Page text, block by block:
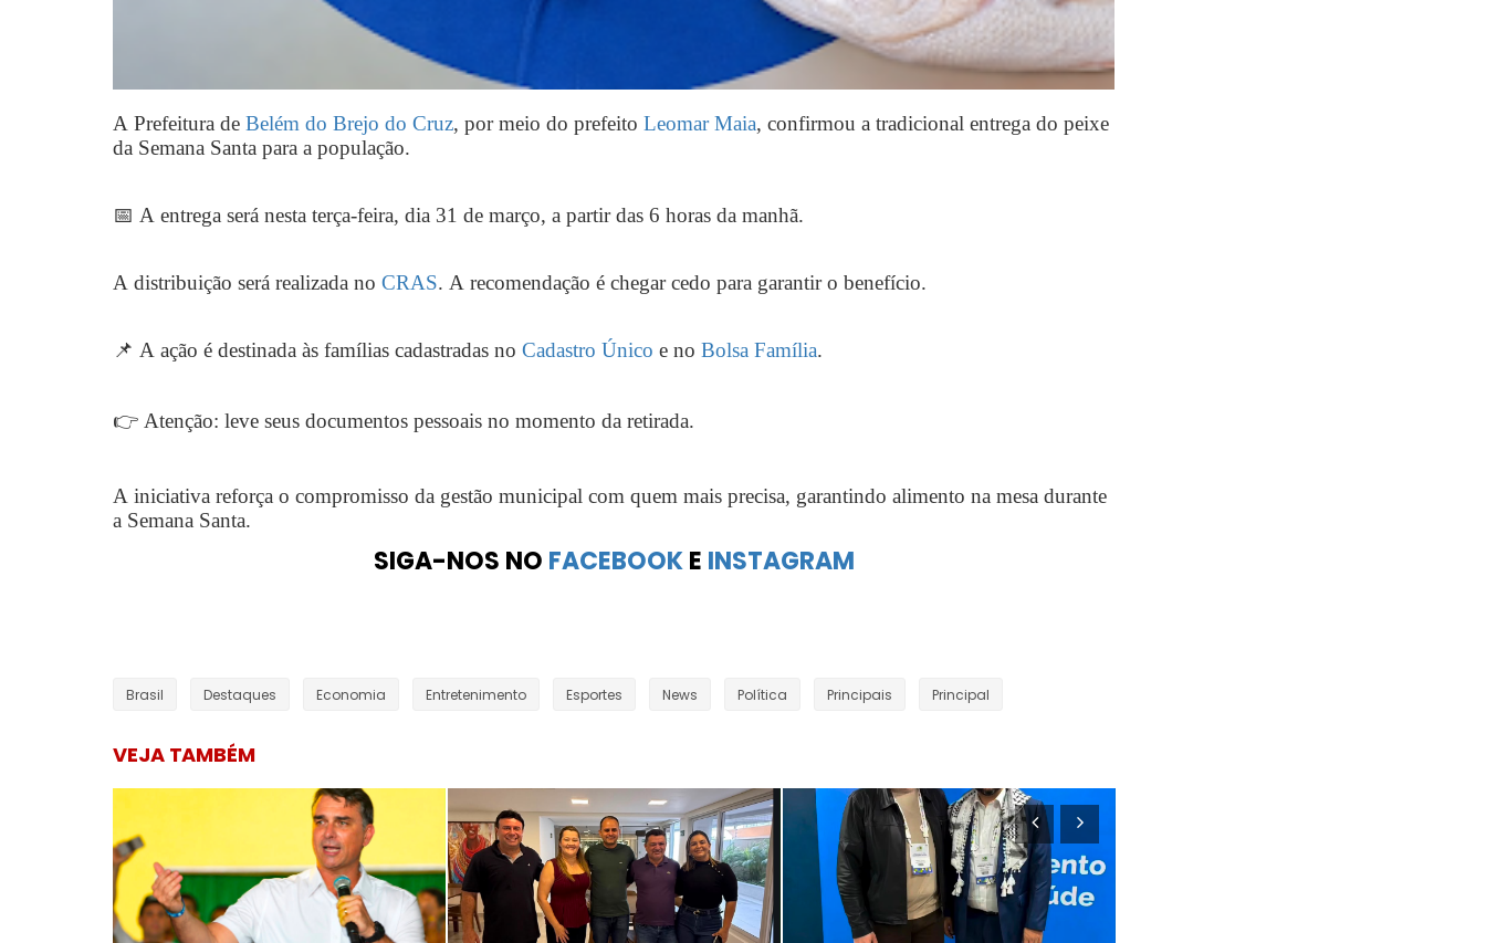
A Prefeitura de Belém do Brejo do Cruz, por meio do prefeito Leomar Maia, confirmou a tradicional entrega do peixe
da Semana Santa para a população.
📅 A entrega será nesta terça-feira, dia 31 de março, a partir das 6 horas da manhã.
A distribuição será realizada no CRAS. A recomendação é chegar cedo para garantir o benefício.
📌 A ação é destinada às famílias cadastradas no Cadastro Único e no Bolsa Família.
👉 Atenção: leve seus documentos pessoais no momento da retirada.
A iniciativa reforça o compromisso da gestão municipal com quem mais precisa, garantindo alimento na mesa durante
a Semana Santa.
SIGA-NOS NO FACEBOOKE INSTAGRAM
Brasil Destaques Economia Entretenimento Esportes News Política Principais Principal
VEJA TAMBÉM